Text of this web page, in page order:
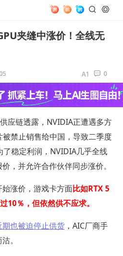
夹缝中涨价！全线无
0
应链透露，NVIDIA正遭遇多方
禁止销售给中国，导致二季度
稳定利润，NVIDIA几乎全线
，并允许合作伙伴同步涨价。
涨价，游戏卡方面比如RTX 5
10％，但依然供不应求。
期也被迫停止供货，AIC厂商手
。